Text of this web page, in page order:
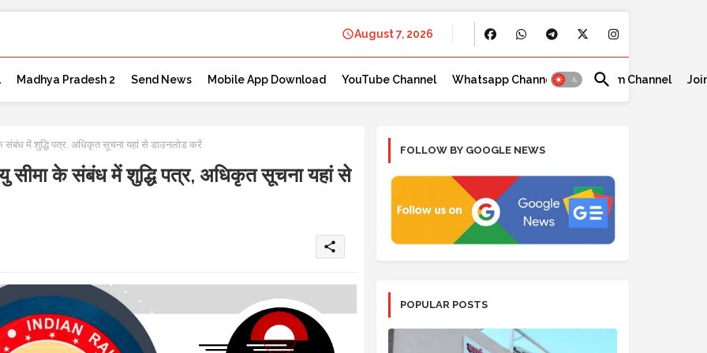
August 7, 2026
Madhya Pradesh 2 Send News Mobile App Download YouTube Channel Whatsapp Channel Telegram Channel
में शुद्धि पत्र, अधिकृत सूचना यहां से डाउनलोड करें
के संबंध में शुद्धि पत्र, अधिकृत सूचना यहां से
share
FOLLOW BY GOOGLE NEWS
POPULAR POSTS